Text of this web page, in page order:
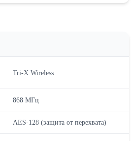
Tri-X Wireless
868 МГц
AES-128 (защита от перехвата)